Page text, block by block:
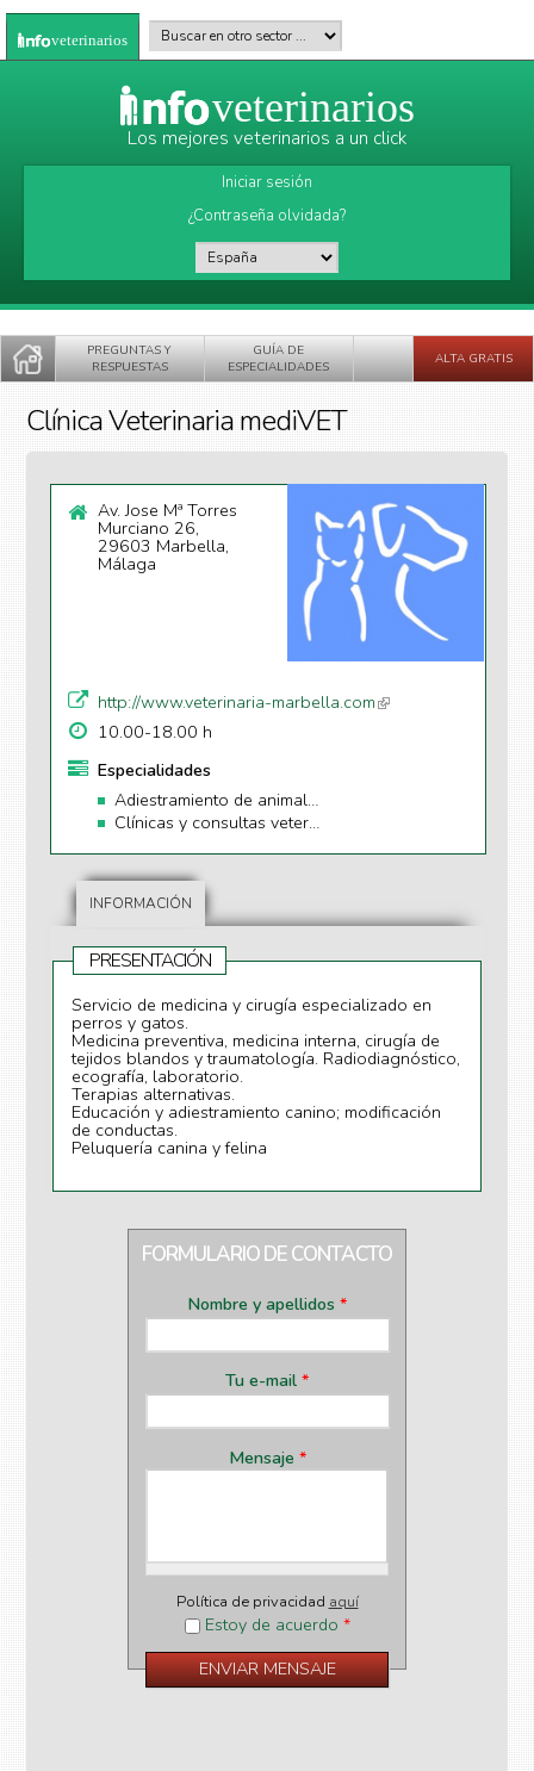
Pasar al contenido principal
veterinarios Buscar en otro sector
veterinarios
Los mejores veterinarios a un click
Iniciar sesión
¿Contraseña olvidada?
PREGUNTAS Y
RESPUESTAS
GUÍA DE
ESPECIALIDADES
ALTA GRATIS
Clínica Veterinaria mediVET
Av. Jose Mª Torres
Murciano 26,
29603 Marbella,
Málaga
http://www.veterinaria-marbella.com(li
e
al
10.00-18.00 h
Especialidades
Adiestramiento de animales
Clínicas y consultas veterinarias
INFORMACIÓN
PRESENTACIÓN
Servicio de medicina y cirugía especializado en
perros y gatos.
Medicina preventiva, medicina interna, cirugía de
tejidos blandos y traumatología. Radiodiagnóstico,
ecografía, laboratorio.
Terapias alternativas.
Educación y adiestramiento canino; modificación
de conductas.
Peluquería canina y felina
FORMULARIO DE CONTACTO
Nombre y apellidos *
Tu e-mail *
Mensaje *
Política de privacidad aquí
Estoy de acuerdo *